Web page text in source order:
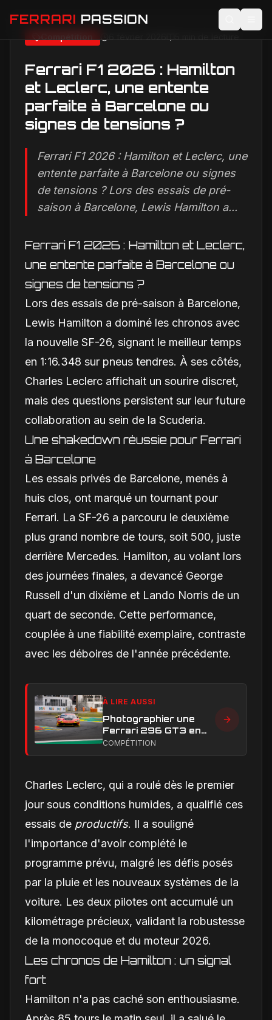
FERRARI PASSION
Actualités
Modèles
Compétition
Lifestyle
Image non disponible
Compétition
Ferrari F1 2026 : Hamilton
et Leclerc, une entente
parfaite à Barcelone ou
signes de tensions ?
Ferrari F1 2026 : Hamilton et Leclerc, une
entente parfaite à Barcelone ou signes
de tensions ? Lors des essais de pré-
saison à Barcelone, Lewis Hamilton a...
Ferrari F1 2026 : Hamilton et Leclerc,
une entente parfaite à Barcelone ou
signes de tensions ?
Lors des essais de pré-saison à Barcelone,
Lewis Hamilton a dominé les chronos avec
la nouvelle SF-26, signant le meilleur temps
en 1:16.348 sur pneus tendres. À ses côtés,
Charles Leclerc affichait un sourire discret,
mais des questions persistent sur leur future
collaboration au sein de la Scuderia.
Une shakedown réussie pour Ferrari
à Barcelone
Les essais privés de Barcelone, menés à
huis clos, ont marqué un tournant pour
Ferrari. La SF-26 a parcouru le deuxième
plus grand nombre de tours, soit 500, juste
derrière Mercedes. Hamilton, au volant lors
des journées finales, a devancé George
Russell d'un dixième et Lando Norris de un
quart de seconde. Cette performance,
couplée à une fiabilité exemplaire, contraste
avec les déboires de l'année précédente.
À LIRE AUSSI
Photographier une
Ferrari 296 GT3 en
action : construire une
COMPÉTITION
Charles Leclerc, qui a roulé dès le premier
jour sous conditions humides, a qualifié ces
essais de productifs. Il a souligné
l'importance d'avoir complété le
programme prévu, malgré les défis posés
par la pluie et les nouveaux systèmes de la
voiture. Les deux pilotes ont accumulé un
kilométrage précieux, validant la robustesse
de la monocoque et du moteur 2026.
Les chronos de Hamilton : un signal
fort
Hamilton n'a pas caché son enthousiasme.